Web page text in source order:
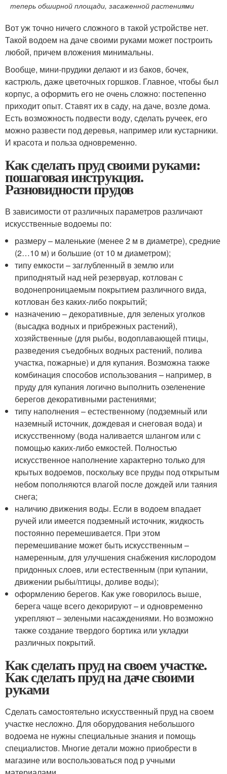
теперь обширной площади, засаженной растениями
Вот уж точно ничего сложного в такой устройстве нет.
Такой водоем на даче своими руками может построить
любой, причем вложения минимальны.
Вообще, мини-прудики делают и из баков, бочек,
кастрюль, даже цветочных горшков. Главное, чтобы был
корпус, а оформить его не очень сложно: постепенно
приходит опыт. Ставят их в саду, на даче, возле дома.
Есть возможность подвести воду, сделать ручеек, его
можно развести под деревья, например или кустарники.
И красота и польза одновременно.
Как сделать пруд своими руками:
пошаговая инструкция.
Разновидности прудов
В зависимости от различных параметров различают
искусственные водоемы по:
размеру – маленькие (менее 2 м в диаметре), средние
(2…10 м) и большие (от 10 м диаметром);
типу емкости – заглубленный в землю или
приподнятый над ней резервуар, котлован с
водонепроницаемым покрытием различного вида,
котлован без каких-либо покрытий;
назначению – декоративные, для зеленых уголков
(высадка водных и прибрежных растений),
хозяйственные (для рыбы, водоплавающей птицы,
разведения съедобных водных растений, полива
участка, пожарные) и для купания. Возможна также
комбинация способов использования – например, в
пруду для купания логично выполнить озеленение
берегов декоративными растениями;
типу наполнения – естественному (подземный или
наземный источник, дождевая и снеговая вода) и
искусственному (вода наливается шлангом или с
помощью каких-либо емкостей. Полностью
искусственное наполнение характерно только для
крытых водоемов, поскольку все пруды под открытым
небом пополняются влагой после дождей или таяния
снега;
наличию движения воды. Если в водоем впадает
ручей или имеется подземный источник, жидкость
постоянно перемешивается. При этом
перемешивание может быть искусственным –
намеренным, для улучшения снабжения кислородом
придонных слоев, или естественным (при купании,
движении рыбы/птицы, доливе воды);
оформлению берегов. Как уже говорилось выше,
берега чаще всего декорируют – и одновременно
укрепляют – зелеными насаждениями. Но возможно
также создание твердого бортика или укладки
различных покрытий.
Как сделать пруд на своем участке.
Как сделать пруд на даче своими
руками
Сделать самостоятельно искусственный пруд на своем
участке несложно. Для оборудования небольшого
водоема не нужны специальные знания и помощь
специалистов. Многие детали можно приобрести в
магазине или воспользоваться под р учными